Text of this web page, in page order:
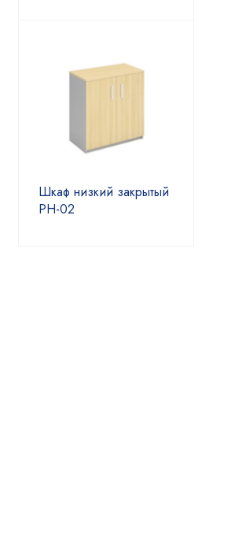
Шкаф низкий закрытый
РН-02